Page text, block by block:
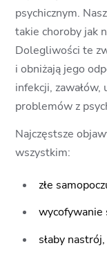
psychicznym.
takie choroby jak
Dolegliwości te
i obniżają jego
infekcji,
problemów z
Najczęstsze
wszystkim:
złe
wycofywanie
słaby nastrój,